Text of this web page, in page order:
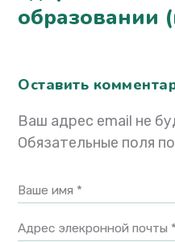
образовании
Оставить
Ваш адрес email не
Обязательные поля
Ваше имя *
Адрес элекронной почты *